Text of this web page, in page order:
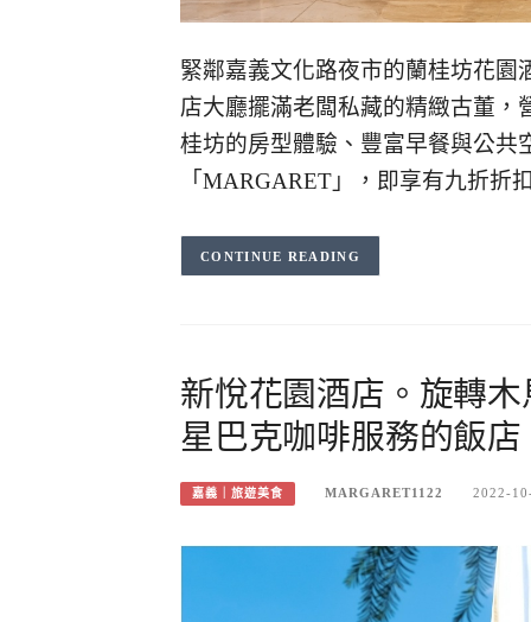
緊鄰嘉義文化路夜市的蘭桂坊花園
店大廳擺滿老闆私藏的精緻古董，
桂坊的房型體驗、豐富早餐與公共
「MARGARET」，即享有九折
CONTINUE READING
新悅花園酒店。旋轉
星巴克咖啡服務的飯店
嘉義｜旅遊美食 MARGARET1122 2022-